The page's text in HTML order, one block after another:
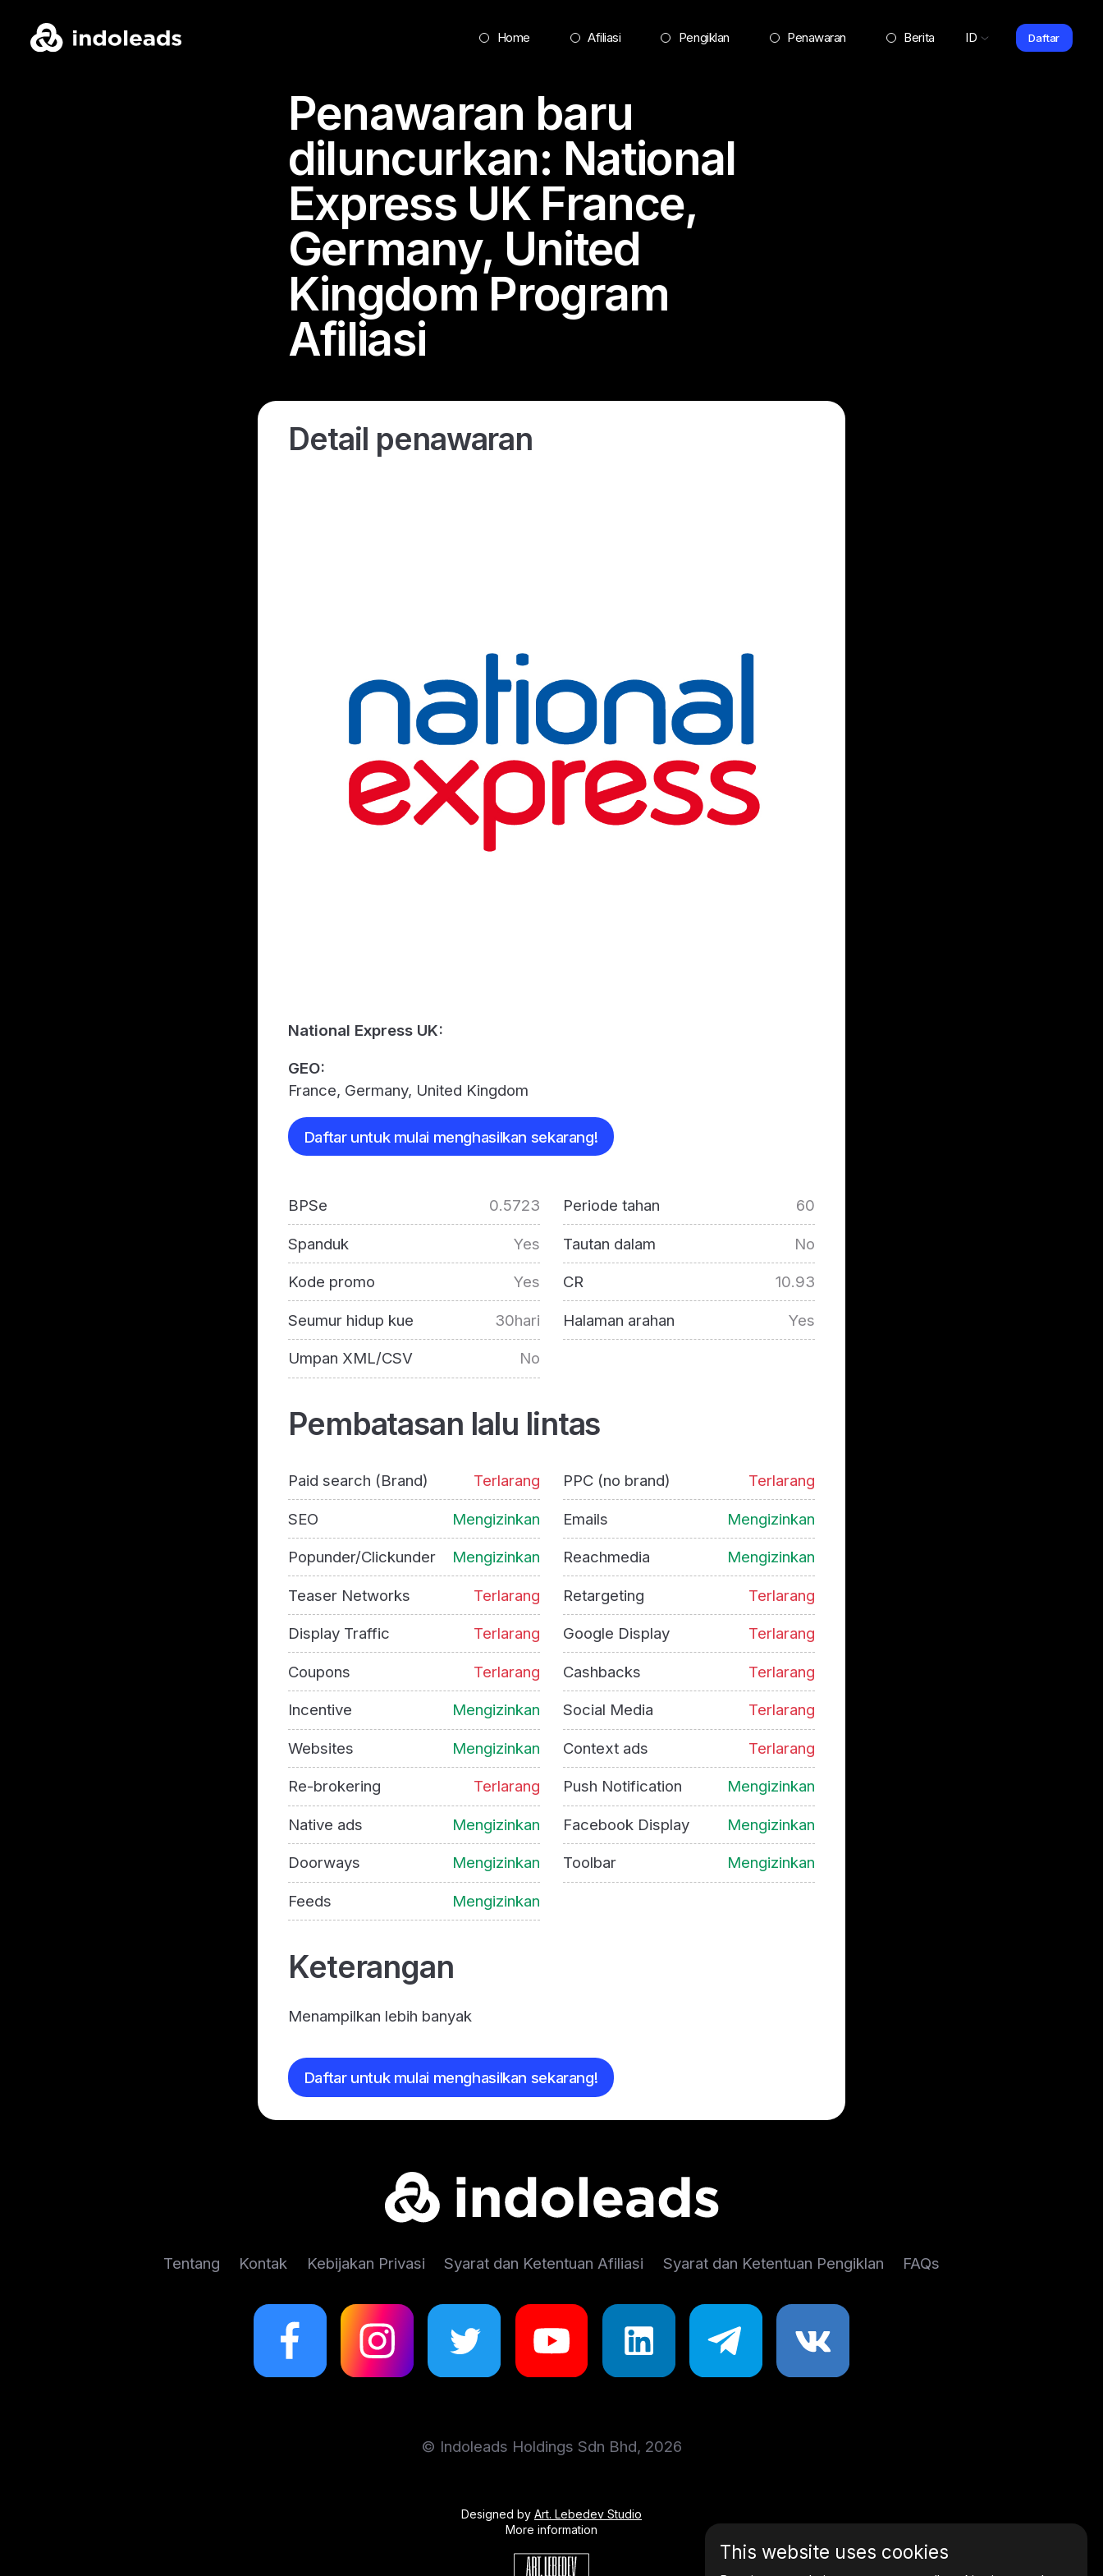
This website uses cookies
Home Afiliasi Pengiklan Penawaran Berita ID Daftar
Penawaran baru
diluncurkan: National
Express UKFrance,
Germany, United
Kingdom Program
Afiliasi
Detail penawaran
National Express UK:
GEO:
France, Germany, United Kingdom
Daftar untuk mulai menghasilkan sekarang!
BPSe 0.5723 Periode tahan 60
Spanduk Yes Tautan dalam No
Kode promo Yes CR 10.93
Seumur hidup kue 30hari Halaman arahan Yes
Umpan XML/CSV No
Pembatasan lalu lintas
Paid search (Brand) Terlarang PPC (no brand) Terlarang
SEO Mengizinkan Emails Mengizinkan
Popunder/Clickunder Mengizinkan Reachmedia Mengizinkan
Teaser Networks Terlarang Retargeting Terlarang
Display Traffic Terlarang Google Display Terlarang
Coupons Terlarang Cashbacks Terlarang
Incentive Mengizinkan Social Media Terlarang
Websites Mengizinkan Context ads Terlarang
Re-brokering Terlarang Push Notification Mengizinkan
Native ads Mengizinkan Facebook Display Mengizinkan
Doorways Mengizinkan Toolbar Mengizinkan
Feeds Mengizinkan
Keterangan
Menampilkan lebih banyak
Daftar untuk mulai menghasilkan sekarang!
Tentang Kontak Kebijakan Privasi Syarat dan Ketentuan Afiliasi Syarat dan Ketentuan Pengiklan FAQs
© Indoleads Holdings Sdn Bhd, 2026
Designed by Art. Lebedev Studio
More information